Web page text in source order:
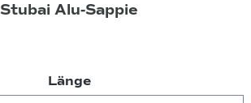
Stubai Alu-Sappie
Längeauswählen